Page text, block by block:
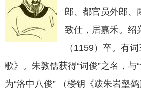
郎、都官员外郎、
致仕，居嘉禾。绍
（1159）卒。有
歌》。朱敦儒获得“词俊”之名，与
为“洛中八俊” （楼钥《跋朱岩壑